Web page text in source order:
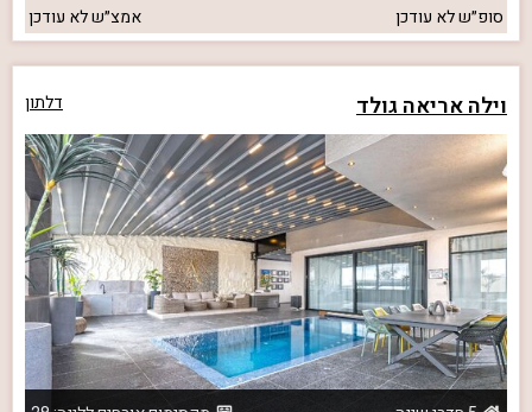
סופ״שלא עודכן אמצ״שלא עודכן
וילה אריאה גולד דלתון